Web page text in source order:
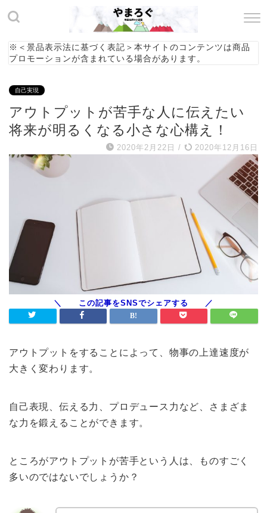
※＜景品表示法に基づく表記＞本サイトのコンテンツは商品
プロモーションが含まれている場合があります。
自己実現
アウトプットが苦手な人に伝えたい
将来が明るくなる小さな心構え！
2020年2月22日 / 2020年12月16日
アウトプットをすることによって、物事の上達速度が
大きく変わります。
自己表現、伝える力、プロデュース力など、さまざま
な力を鍛えることができます。
ところがアウトプットが苦手という人は、ものすごく
多いのではないでしょうか？